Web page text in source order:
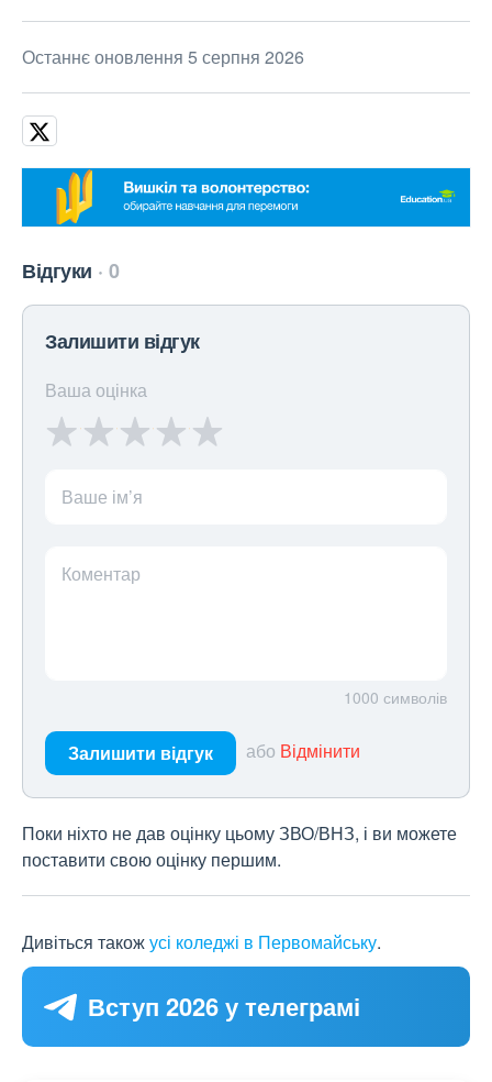
Останнє оновлення 5 серпня 2026
Відгуки 0
Залишити відгук
Ваша оцінка
Ваше ім’я
Коментар
1000 символів
Залишити відгук або Відмінити
Поки ніхто не дав оцінку цьому ЗВО/ВНЗ, і ви можете
поставити свою оцінку першим.
Дивіться такожусі коледжі в Первомайську.
Вступ 2026 у телеграмі